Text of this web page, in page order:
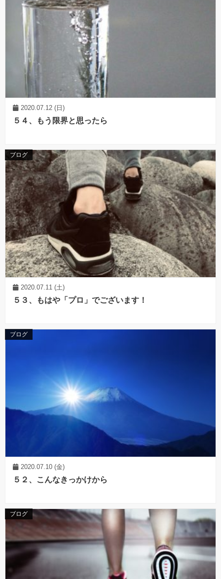
2020.07.12 (日)
５４、もう限界と思ったら
ブログ
2020.07.11 (土)
５３、もはや「プロ」でございます！
ブログ
2020.07.10 (金)
５２、こんなきっかけから
ブログ